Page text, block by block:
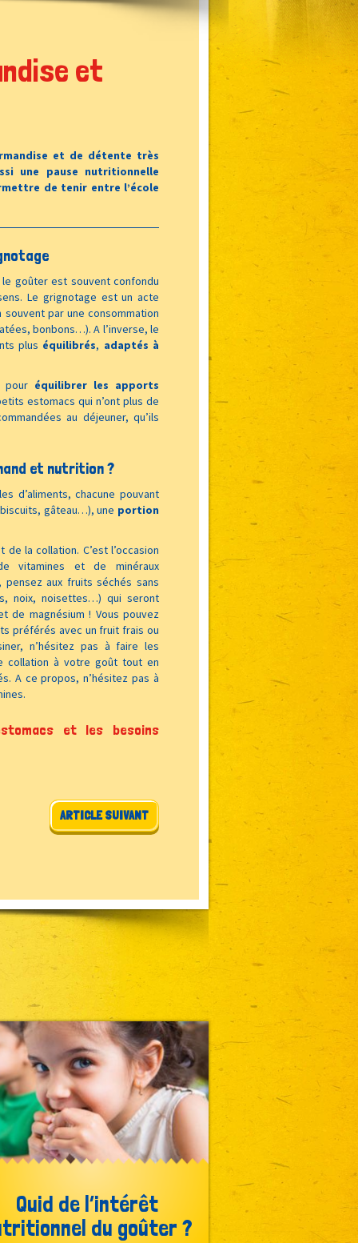
et
et de détente très
une pause nutritionnelle
de tenir entre l’école
goûter est souvent confondu
Le grignotage est un acte
par une consommation
bonbons…). A l’inverse, le
plus équilibrés, adaptés à
pour équilibrer les apports
estomacs qui n’ont plus de
au déjeuner, qu’ils
et nutrition ?
d’aliments, chacune pouvant
gâteau…), une portion
la collation. C’est l’occasion
vitamines et de minéraux
aux fruits séchés sans
noix, noisettes…) qui seront
de magnésium ! Vous pouvez
préférés avec un fruit frais ou
n’hésitez pas à faire les
collation à votre goût tout en
A ce propos, n’hésitez pas à
et les besoins
ARTICLE SUIVANT
Quid de l’intérêt
du goûter ?